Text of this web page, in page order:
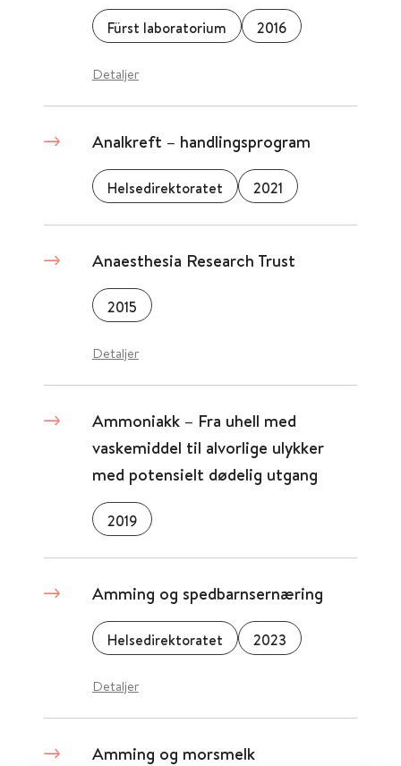
Fürst laboratorium 2016
Detaljer
Analkreft – handlingsprogram
Helsedirektoratet 2021
Anaesthesia Research Trust
2015
Detaljer
Ammoniakk – Fra uhell med
vaskemiddel til alvorlige ulykker
med potensielt dødelig utgang
2019
Amming og spedbarnsernæring
Helsedirektoratet 2023
Detaljer
Amming og morsmelk